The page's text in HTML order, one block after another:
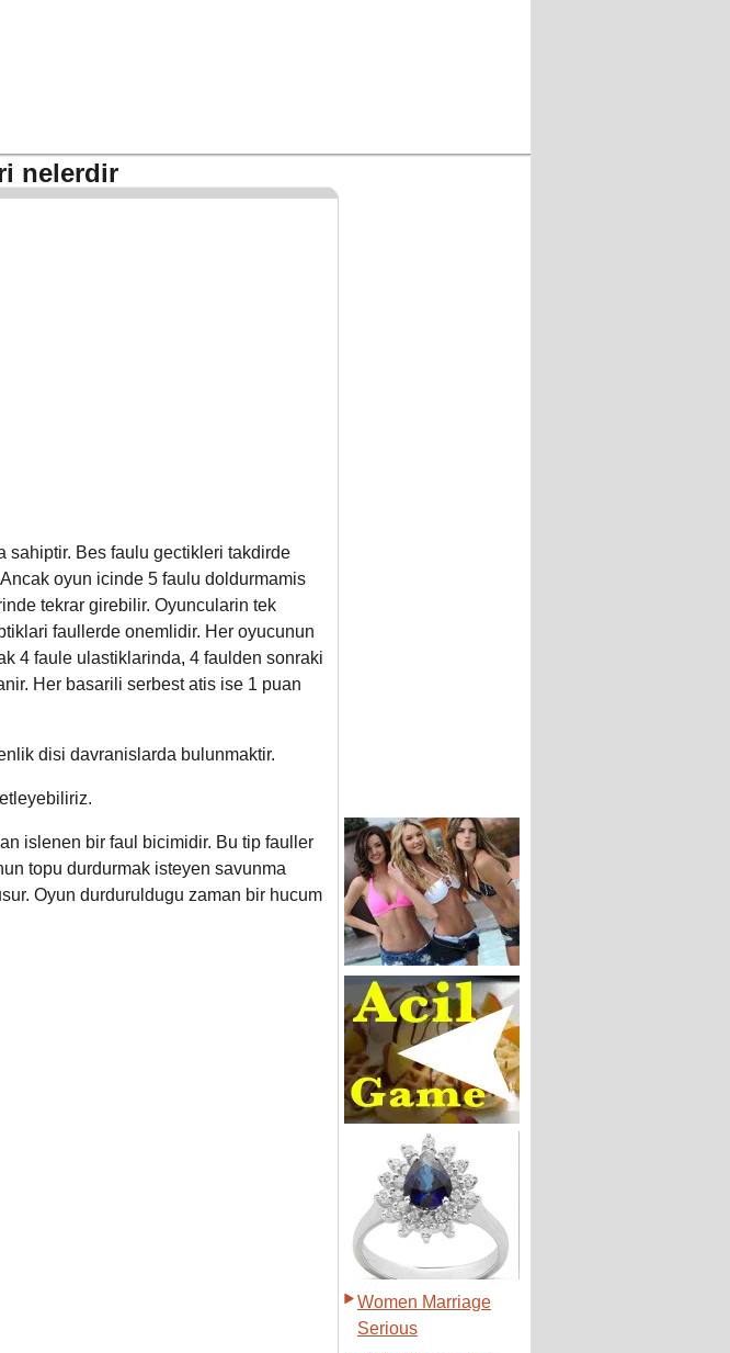
nelerdir
sahiptir. Bes faulu gectikleri takdirde
oyun icinde 5 faulu doldurmamis
tekrar girebilir. Oyuncularin tek
faullerde onemlidir. Her oyucunun
4 faule ulastiklarinda, 4 faulden sonraki
Her basarili serbest atis ise 1 puan
disi davranislarda bulunmaktir.
islenen bir faul bicimidir. Bu tip fauller
topu durdurmak isteyen savunma
Oyun durduruldugu zaman bir hucum
Women Marriage
Serious